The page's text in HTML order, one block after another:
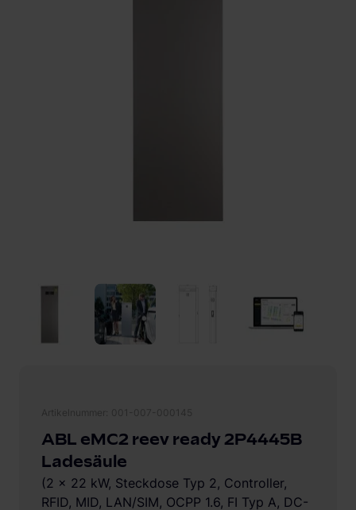
ABL eMC2 reev ready 2P4445B
Ladesäule
(2 x 22 kW, Steckdose Typ 2, Controller,
RFID, MID, LAN/SIM, OCPP 1.6, FI Typ A, DC-